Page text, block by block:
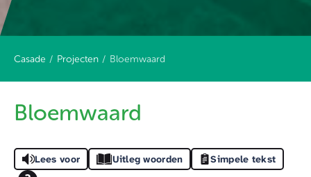
Casade Projecten Bloemwaard
Bloemwaard
Lees voor Uitleg woorden Simpele tekst